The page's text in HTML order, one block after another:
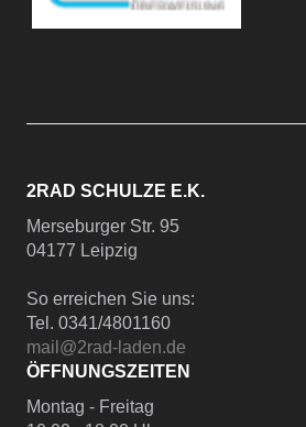
2RAD SCHULZE E.K.
Merseburger Str. 95
04177 Leipzig
So erreichen Sie uns:
Tel. 0341/4801160
mail@2rad-laden.de
ÖFFNUNGSZEITEN
Montag - Freitag